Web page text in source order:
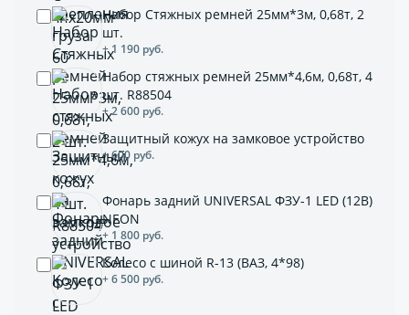
Набор Стяжных ремней 25мм*3м, 0,68т, 2
шт.
+ 1 190 руб.
Набор стяжных ремней 25мм*4,6м, 0,68т, 4
шт. R88504
+ 2 600 руб.
Защитный кожух на замковое устройство
+ 600 руб.
Фонарь задний UNIVERSAL ФЗУ-1 LED (12В)
NEON
+ 1 800 руб.
Колесо с шиной R-13 (ВАЗ, 4*98)
+ 6 500 руб.